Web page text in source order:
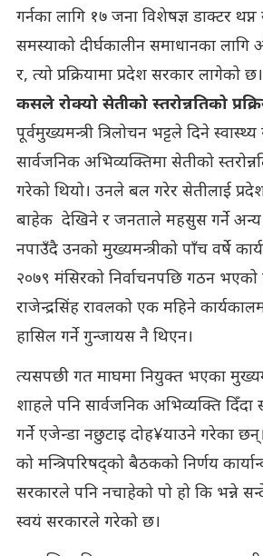
गर्नका लागि १७ जना विशेषज्ञ डाक्टर
समस्याको दीर्घकालीन समाधानका
र, त्यो प्रक्रियामा प्रदेश सरकार लागेको
कसले रोक्यो सेतीको स्तरोन्नतिको
पूर्वमुख्यमन्त्री त्रिलोचन भट्टले दिने
सार्वजनिक अभिव्यक्तिमा सेतीको
गरेको थियो। उनले बल गरेर सेतीलाई
बाहेक देखिने र जनताले महसुस गर्ने अन्य
नपाउँदै उनको मुख्यमन्त्रीको पाँच वर्षे
२०७९ मंसिरको निर्वाचनपछि गठन भएको
राजेन्द्रसिंह रावलको एक महिने
हासिल गर्ने गुन्जायस नै थिएन।
त्यसपछी गत माघमा नियुक्त भएका
शाहले पनि सार्वजनिक अभिव्यक्ति दिँदा
गर्ने एजेन्डा नछुटाइ दोह¥याउने गरेका
को मन्त्रिपरिषद्को बैठकको निर्णय
सरकारले पनि नचाहेको पो हो कि भन्ने
स्वयं सरकारले गरेको छ।